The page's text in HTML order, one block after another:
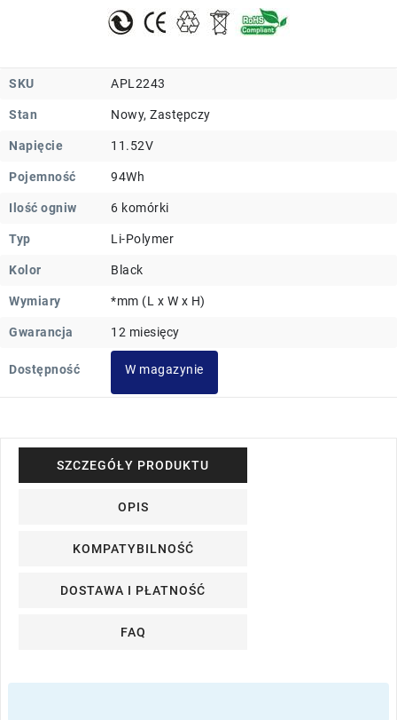
SKU APL2243
Stan Nowy, Zastępczy
Napięcie 11.52V
Pojemność 94Wh
Ilość ogniw 6 komórki
Typ Li-Polymer
Kolor Black
Wymiary *mm (L x W x H)
Gwarancja 12 miesięcy
Dostępność W magazynie
SZCZEGÓŁY PRODUKTU
OPIS
KOMPATYBILNOŚĆ
DOSTAWA I PŁATNOŚĆ
FAQ